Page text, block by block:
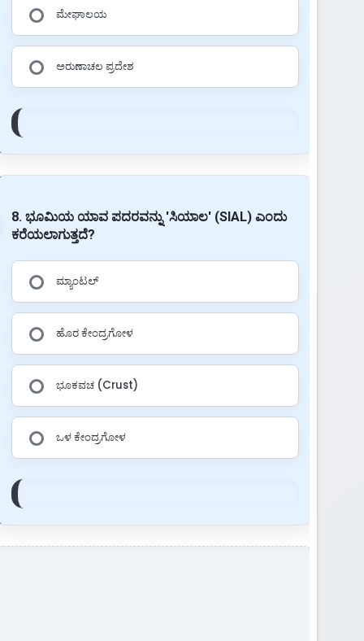
ಮೇಘಾಲಯ
ಅರುಣಾಚಲ ಪ್ರದೇಶ
8. ಭೂಮಿಯ ಯಾವ ಪದರವನ್ನು 'ಸಿಯಾಲ' (SIAL) ಎಂದು
ಕರೆಯಲಾಗುತ್ತದೆ?
ಮ್ಯಾಂಟಲ್
ಹೊರ ಕೇಂದ್ರಗೋಳ
ಭೂಕವಚ (Crust)
ಒಳ ಕೇಂದ್ರಗೋಳ